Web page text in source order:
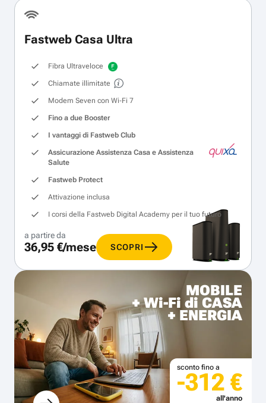
Fastweb Casa Ultra
Fibra Ultraveloce
Chiamate illimitate
Modem Seven con Wi‑Fi 7
Fino a due Booster
I vantaggi di Fastweb Club
Assicurazione Assistenza Casa e Assistenza
Salute
Fastweb Protect
Attivazione inclusa
I corsi della Fastweb Digital Academy per il tuo futuro
a partire da
36,95 €/mese SCOPRI
MOBILE
+ Wi-Fi di CASA
+ ENERGIA
sconto fino a
-312 €
all'anno